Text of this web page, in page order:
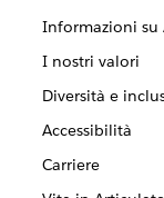
Informazioni su
I nostri valori
Diversità e
Accessibilità
Carriere